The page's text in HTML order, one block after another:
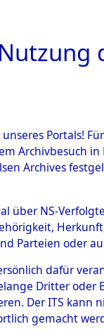
Portals!
Archivbesuch
Archives
über NS-
Parteien oder
dafür
Dritter
Der ITS
gemacht